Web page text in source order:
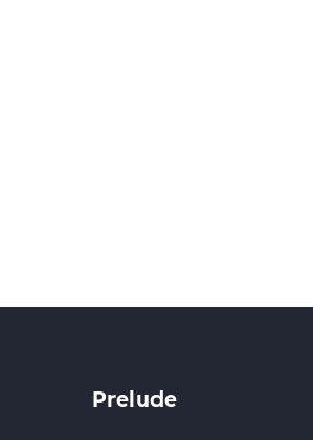
Prelude